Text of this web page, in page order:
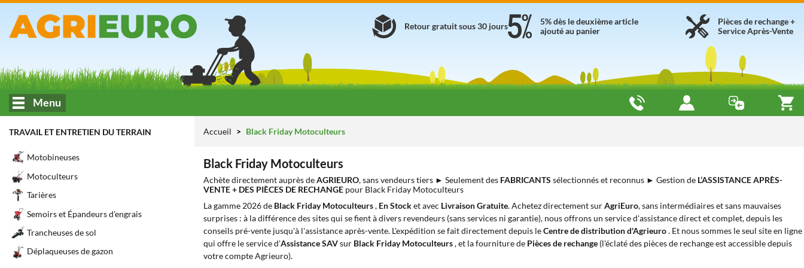
Pièces de rechange +
Service Après-Vente
5% dès le deuxième article
ajouté au panier
Retour gratuit sous 30 jours
Menu
TRAVAIL ET ENTRETIEN DU TERRAIN
Motobineuses
Motoculteurs
Tarières
Semoirs et Épandeurs d'engrais
Trancheuses de sol
Déplaqueuses de gazon
Accueil Black Friday Motoculteurs
Black Friday Motoculteurs
Achète directement auprès deAGRIEURO, sans vendeurs tiers ► Seulement des FABRICANTS sélectionnés et reconnus ► Gestion de L’ASSISTANCE APRÈS-
VENTE + DES PIÈCES DE RECHANGE pour Black Friday Motoculteurs
La gamme 2026 de Black Friday Motoculteurs, En Stocket avec Livraison Gratuite. Achetez directement surAgriEuro, sans intermédiaires et sans mauvaises
surprises : à la différence des sites qui se fient à divers revendeurs (sans services ni garantie), nous offrons un service d'assistance direct et complet, depuis les
conseils pré-vente jusqu'à l'assistance après-vente. L'expédition se fait directement depuis leCentre de distribution d'Agrieuro. Et nous sommes le seul site en ligne
qui offre le service d'Assistance SAVsur Black Friday Motoculteurs, et la fourniture de Pièces de rechange (l'éclaté des pièces de rechange est accessible depuis
votre compte Agrieuro).